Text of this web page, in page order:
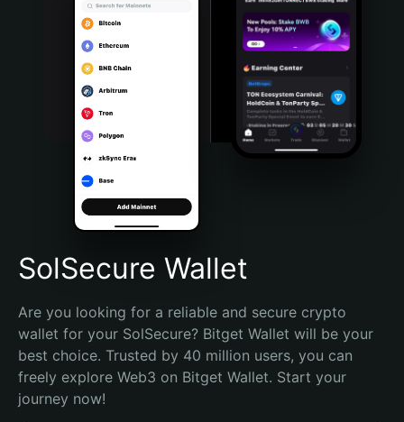
Português (Portugal)
Bahasa Indonesia
Português (Brasil)
Español (Argentina)
SolSecure Wallet
Are you looking for a reliable and secure crypto
wallet for your SolSecure? Bitget Wallet will be your
best choice. Trusted by 40 million users, you can
freely explore Web3 on Bitget Wallet. Start your
journey now!